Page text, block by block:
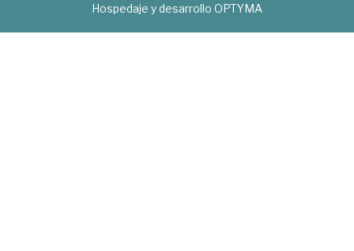
Hospedaje y desarrollo OPTYMA